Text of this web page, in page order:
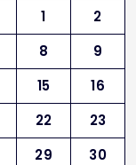
1
2
8
9
15
16
22
23
29
30